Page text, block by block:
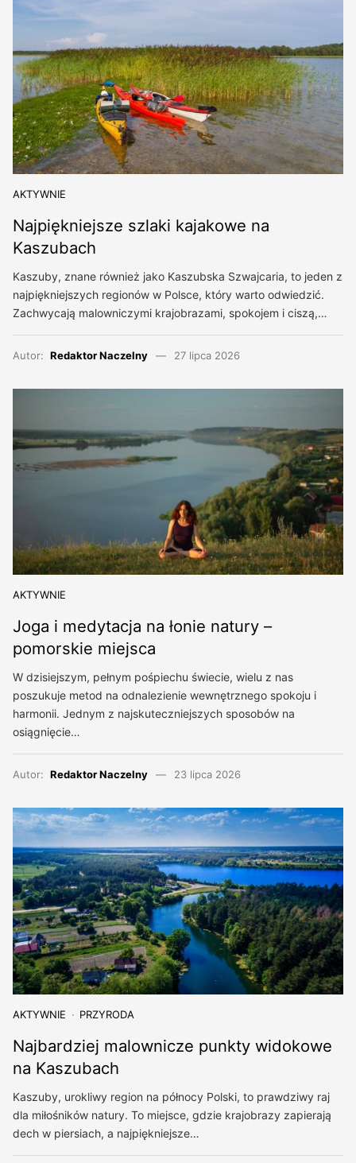
AKTYWNIE
Najpiękniejsze szlaki kajakowe na
Kaszubach
Kaszuby, znane również jako Kaszubska Szwajcaria, to jeden z
najpiękniejszych regionów w Polsce, który warto odwiedzić.
Zachwycają malowniczymi krajobrazami, spokojem i ciszą,…
Autor: Redaktor Naczelny 27 lipca 2026
AKTYWNIE
Joga i medytacja na łonie natury –
pomorskie miejsca
W dzisiejszym, pełnym pośpiechu świecie, wielu z nas
poszukuje metod na odnalezienie wewnętrznego spokoju i
harmonii. Jednym z najskuteczniejszych sposobów na
osiągnięcie…
Autor: Redaktor Naczelny 23 lipca 2026
AKTYWNIE PRZYRODA
Najbardziej malownicze punkty widokowe
na Kaszubach
Kaszuby, urokliwy region na północy Polski, to prawdziwy raj
dla miłośników natury. To miejsce, gdzie krajobrazy zapierają
dech w piersiach, a najpiękniejsze…